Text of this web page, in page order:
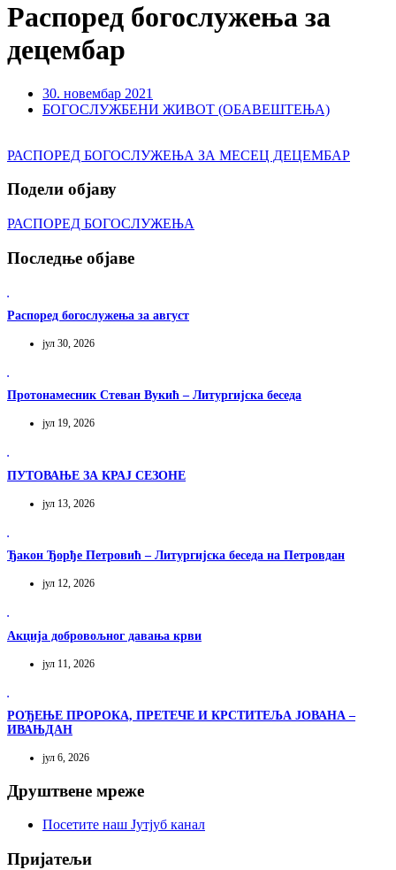
Распоред богослужења за
децембар
30. новембар 2021
БОГОСЛУЖБЕНИ ЖИВОТ (ОБАВЕШТЕЊА)
РАСПОРЕД БОГОСЛУЖЕЊА ЗА МЕСЕЦ ДЕЦЕМБАР
Подели објаву
РАСПОРЕД БОГОСЛУЖЕЊА
Последње објаве
Распоред богослужења за август
јул 30, 2026
Протонамесник Стеван Вукић – Литургијска беседа
јул 19, 2026
ПУТОВАЊЕ ЗА КРАЈ СЕЗОНЕ
јул 13, 2026
Ђакон Ђорђе Петровић – Литургијска беседа на Петровдан
јул 12, 2026
Акција добровољног давања крви
јул 11, 2026
РОЂЕЊЕ ПРОРОКА, ПРЕТЕЧЕ И КРСТИТЕЉА ЈОВАНА –
ИВАЊДАН
јул 6, 2026
Друштвене мреже
Посетите наш Јутјуб канал
Пријатељи